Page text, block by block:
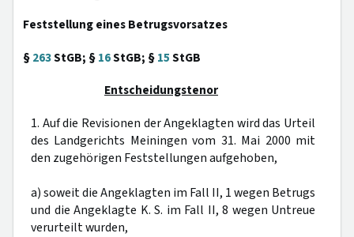
Feststellung eines Betrugsvorsatzes
§263StGB; §16StGB; §15StGB
Entscheidungstenor
1. Auf die Revisionen der Angeklagten wird das Urteil
des Landgerichts Meiningen vom 31. Mai 2000 mit
den zugehörigen Feststellungen aufgehoben,
a) soweit die Angeklagten im Fall II, 1 wegen Betrugs
und die Angeklagte K. S. im Fall II, 8 wegen Untreue
verurteilt wurden,